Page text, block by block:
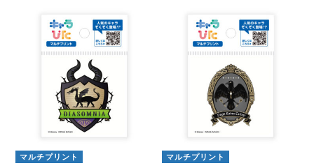
ツイステッドワンダーランド
アイロンプリントシート
マルチプリント マルチプリント